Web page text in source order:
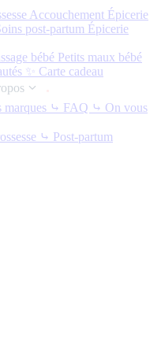
Accouchement Épicerie
post-partum Épicerie
bébé Petits maux bébé
✨ Carte cadeau
⤷ FAQ ⤷ On vous
⤷ Post-partum